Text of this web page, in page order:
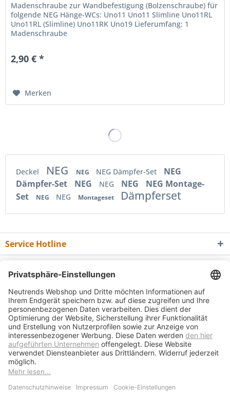
Madenschraube zur Wandbefestigung (Bolzenschraube) für
folgende NEG Hänge-WCs: Uno11 Uno11 Slimline Uno11RL
Uno11RL (Slimline) Uno11RK Uno19 Lieferumfang: 1
Madenschraube
2,90 € *
Merken
Deckel NEG NEG NEG Dämpfer-Set
NEG
Dämpfer-Set
NEG NEG NEG
NEG Montage-
Set
NEG NEG Montageset Dämpferset
Service Hotline
Informationen
Newsletter
* Alle Preise inkl. gesetzl. Mehrwertsteuer zzgl.Versandkostenund ggf.
Nachnahmegebühren, wenn nicht anders beschrieben
Bedienungsanleitungen
Kontakt
Vertrag widerrufen